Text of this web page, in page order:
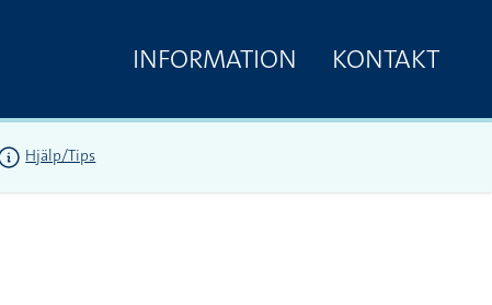
INFORMATION KONTAKT
Hjälp/Tips